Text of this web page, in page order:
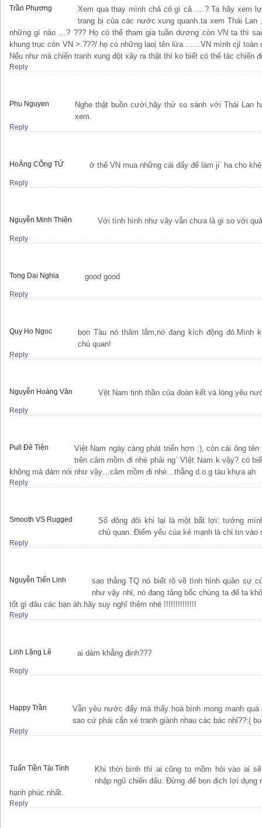
Trần Phương
Xem qua thay mình chả có gì cả ….? Ta hãy xem
trang bị của các nước xung quanh ta xem Thái Lan
những gì nào …? ??? Họ có thể tham gia tuần dương còn VN ta thì
khung trục còn VN >.???/ họ có những laoị tên lửa ……VN mình cjỉ
Nếu như mà chiến tranh xung đột xãy ra thật thì ko biết có thể tác chiến
Reply
Phu Nguyen
Nghe thật buồn cười,hãy thử so sánh với Thái Lan
xem.
Reply
HoÀng CÔng TỬ ở thế VN mua những cái đấy để làm ji` ha cho
Reply
Nguyễn Minh Thiện Với tình hình như vậy vẫn chưa là gì so với
Reply
Tong Dai Nghia good good
Reply
Quy Ho Ngoc
bọn Tàu nó thâm lắm,nó đang kích động đó.Mình
chủ quan!
Reply
Nguyễn Hoàng Văn Vệt Nam tinh thần của đoàn kết và lòng yêu
Reply
Pull Đê Tiện
Việt Nam ngày càng phát triển hơn :), còn cái ông
trên câm mồm đi nhé phải ng` VIệt Nam k vậy? có
không mà dám nói như vậy…câm mồm đi nhé…thằng d.o.g tàu khựa ạh
Reply
Smooth VS Rugged
Số đông đôi khi lại là một bất lợi: tưởng
chủ quan. Điểm yếu của kẻ mạnh là chỉ tin vào
Reply
Nguyễn Tiến Linh
sao thằng TQ nó biết rõ về tình hình quân sự
như vậy nhỉ, nó đang tâng bốc chúng ta để ta
tốt gì đâu các bạn àh.hãy suy nghĩ thêm nhé !!!!!!!!!!!!!!
Reply
Linh Lặng Lẽ ai dám khẳng định???
Reply
Happy Trần
Vẫn yêu nước đấy mà thấy hoà bình mong manh
sao cứ phải cắn xé tranh giành nhau các bác nhỉ??:(
Reply
Tuấn Tiền Tài Tình
Khi thời bình thì ai cũng to mồm hỏi vào ai
nhập ngũ chiến đấu. Đừng để bọn địch lợi
hạnh phúc nhất.
Reply